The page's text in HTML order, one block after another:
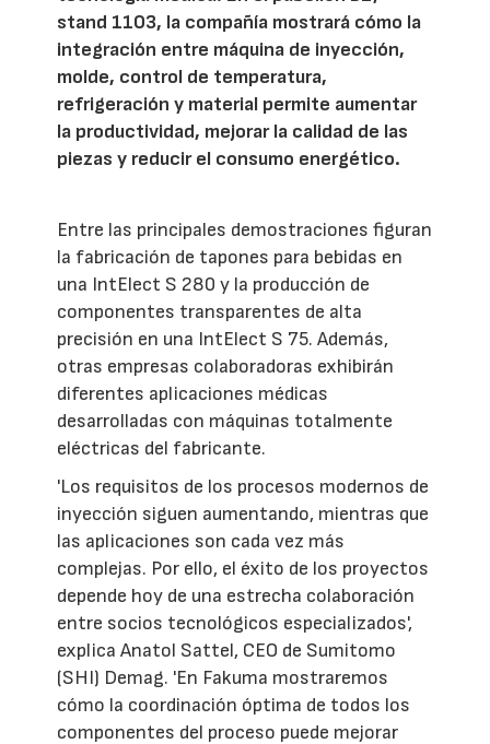
stand 1103, la compañía mostrará cómo la
integración entre máquina de inyección,
molde, control de temperatura,
refrigeración y material permite aumentar
la productividad, mejorar la calidad de las
piezas y reducir el consumo energético.
Entre las principales demostraciones figuran
la fabricación de tapones para bebidas en
una IntElect S 280 y la producción de
componentes transparentes de alta
precisión en una IntElect S 75. Además,
otras empresas colaboradoras exhibirán
diferentes aplicaciones médicas
desarrolladas con máquinas totalmente
eléctricas del fabricante.
'Los requisitos de los procesos modernos de
inyección siguen aumentando, mientras que
las aplicaciones son cada vez más
complejas. Por ello, el éxito de los proyectos
depende hoy de una estrecha colaboración
entre socios tecnológicos especializados',
explica Anatol Sattel, CEO de Sumitomo
(SHI) Demag. 'En Fakuma mostraremos
cómo la coordinación óptima de todos los
componentes del proceso puede mejorar